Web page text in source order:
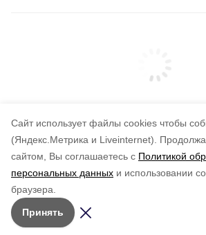
Cайт использует файлы cookies чтобы
(Яндекс.Метрика и Liveinternet).
сайтом, Вы соглашаетесь с Политикой
персональных данных и использовании
браузера.
Принять